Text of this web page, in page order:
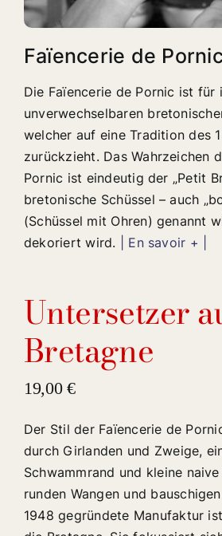
Faïencerie de Pornic
Die Faïencerie de Pornic ist für
unverwechselbaren
welcher auf eine Tradition des
zurückzieht. Das Wahrzeichen
Pornic ist eindeutig der „Petit
bretonische Schüssel – auch
(Schüssel mit Ohren) genannt
dekoriert wird.
| En savoir + |
Untersetzer
Bretagne
19,00€
Der Stil der Faïencerie de
durch Girlanden und Zweige,
Schwammrand und kleine
runden Wangen und
1948 gegründete Manufaktur